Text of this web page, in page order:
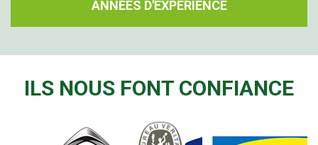
ANNÉES D'EXPÉRIENCE
ILS NOUS FONT CONFIANCE